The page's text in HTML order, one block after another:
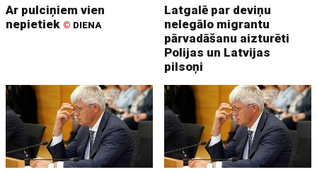
Ar pulciņiem vien
nepietiek © DIENA
Latgalē par deviņu
nelegālo migrantu
pārvadāšanu aizturēti
Polijas un Latvijas
pilsoņi